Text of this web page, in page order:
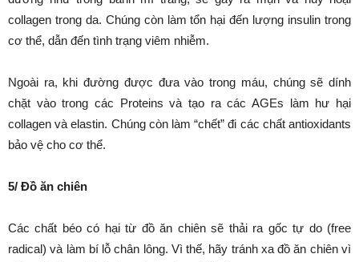
collagen trong da. Chúng còn làm tổn hại đến lượng insulin trong
cơ thể, dẫn đến tình trạng viêm nhiễm.
Ngoài ra, khi đường được đưa vào trong máu, chúng sẽ dính
chặt vào trong các Proteins và tạo ra các AGEs làm hư hại
collagen và elastin. Chúng còn làm “chết” đi các chất antioxidants
bảo vệ cho cơ thể.
5/ Đồ ăn chiên
Các chất béo có hại từ đồ ăn chiên sẽ thải ra gốc tự do (free
radical) và làm bí lỗ chân lông. Vì thế, hãy tránh xa đồ ăn chiên vì